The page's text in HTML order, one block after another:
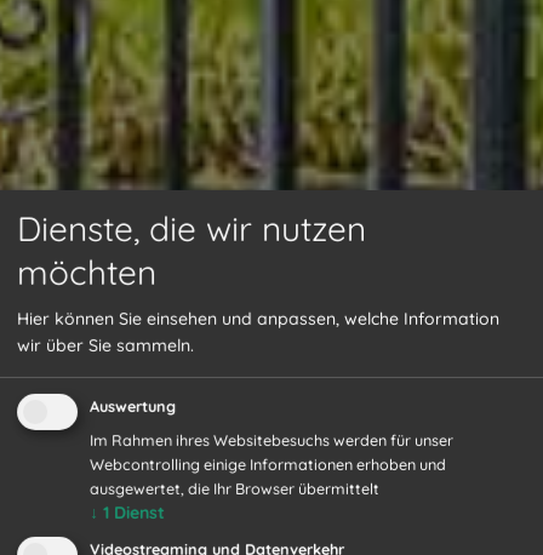
Dienste, die wir nutzen
möchten
Hier können Sie einsehen und anpassen, welche Information
wir über Sie sammeln.
Auswertung
Im Rahmen ihres Websitebesuchs werden für unser
Webcontrolling einige Informationen erhoben und
ausgewertet, die Ihr Browser übermittelt
↓ 1 Dienst
Videostreaming und Datenverkehr